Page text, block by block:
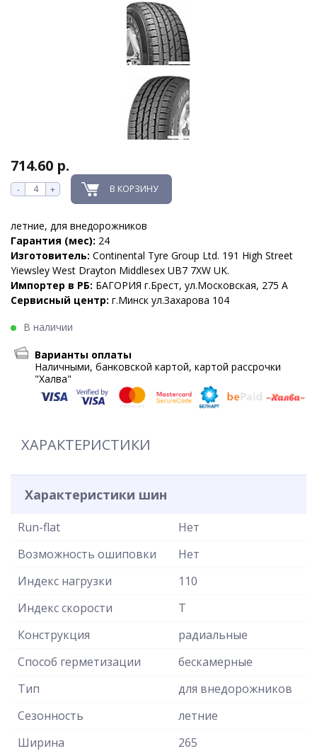
714.60 р.
- + В КОРЗИНУ
летние, для внедорожников
Гарантия (мес): 24
Изготовитель: Continental Tyre Group Ltd. 191 High Street
Yiewsley West Drayton Middlesex UB7 7XW UK.
Импортер в РБ: БАГОРИЯ г.Брест, ул.Московская, 275 А
Сервисный центр: г.Минск ул.Захарова 104
В наличии
Варианты оплаты
Наличными, банковской картой, картой рассрочки
"Халва"
ХАРАКТЕРИСТИКИ
Характеристики шин
Run-flat
Нет
Возможность ошиповки
Нет
Индекс нагрузки
110
Индекс скорости
T
Конструкция
радиальные
Способ герметизации
бескамерные
Тип
для внедорожников
Сезонность
летние
Ширина
265